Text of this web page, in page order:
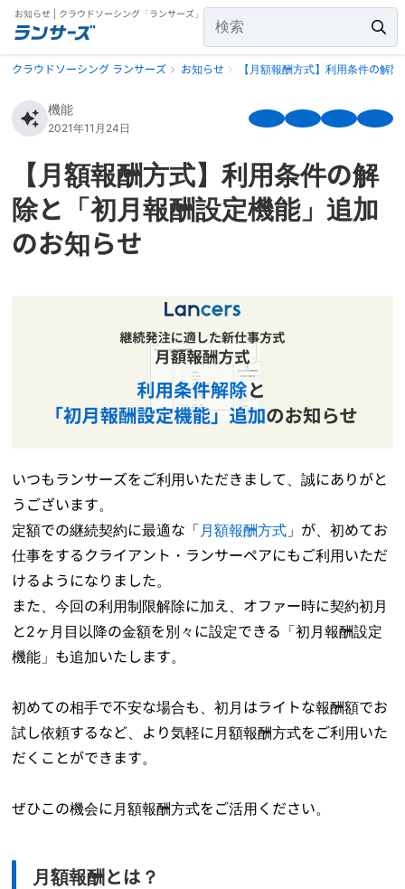
お知らせ | クラウドソーシング「ランサーズ」
クラウドソーシング ランサーズ お知らせ 【月額報酬方式】利用条件の解
機能
2021年11月24日
【月額報酬方式】利用条件の解
除と「初月報酬設定機能」追加
のお知らせ
いつもランサーズをご利用いただきまして、誠にありがと
うございます。
定額での継続契約に最適な「 月額報酬方式 」が、初めてお
仕事をするクライアント・ランサーペアにもご利用いただ
けるようになりました。
また、今回の利用制限解除に加え、オファー時に契約初月
と2ヶ月目以降の金額を別々に設定できる「初月報酬設定
機能」も追加いたします。
初めての相手で不安な場合も、初月はライトな報酬額でお
試し依頼するなど、より気軽に月額報酬方式をご利用いた
だくことができます。
ぜひこの機会に月額報酬方式をご活用ください。
月額報酬とは？